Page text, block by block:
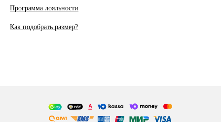
Программа лояльности
Как подобрать размер?